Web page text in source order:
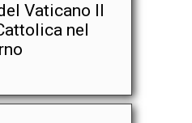
Vaticano II
nel